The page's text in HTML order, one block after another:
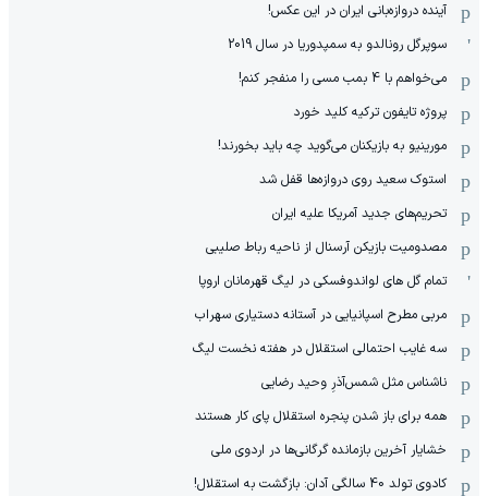
آینده دروازه‌بانی ایران در این عکس!
سوپرگل رونالدو به سمپدوریا در سال 2019
می‌خواهم با 4 بمب مسی را منفجر کنم!
پروژه تایفون ترکیه کلید خورد
مورینیو به بازیکنان می‌گوید چه باید بخورند!
استوک سعید روی دروازه‌ها قفل شد
تحریم‌های جدید آمریکا علیه ایران
مصدومیت بازیکن آرسنال از ناحیه رباط صلیبی
تمام گل های لواندوفسکی در لیگ قهرمانان اروپا
مربی مطرح اسپانیایی در آستانه دستیاری سهراب
سه غایب احتمالی استقلال در هفته نخست لیگ
ناشناس مثل شمس‌آذرِ وحید رضایی
همه برای باز شدن پنجره استقلال پای کار هستند
خشایار آخرین بازمانده گرگانی‌ها در اردوی ملی
کادوی تولد 40 سالگی آدان: بازگشت به استقلال!